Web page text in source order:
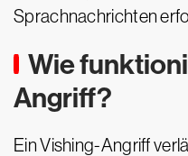
Sprachnachrichten
Wie
Angriff?
Ein Vishing-Angriff